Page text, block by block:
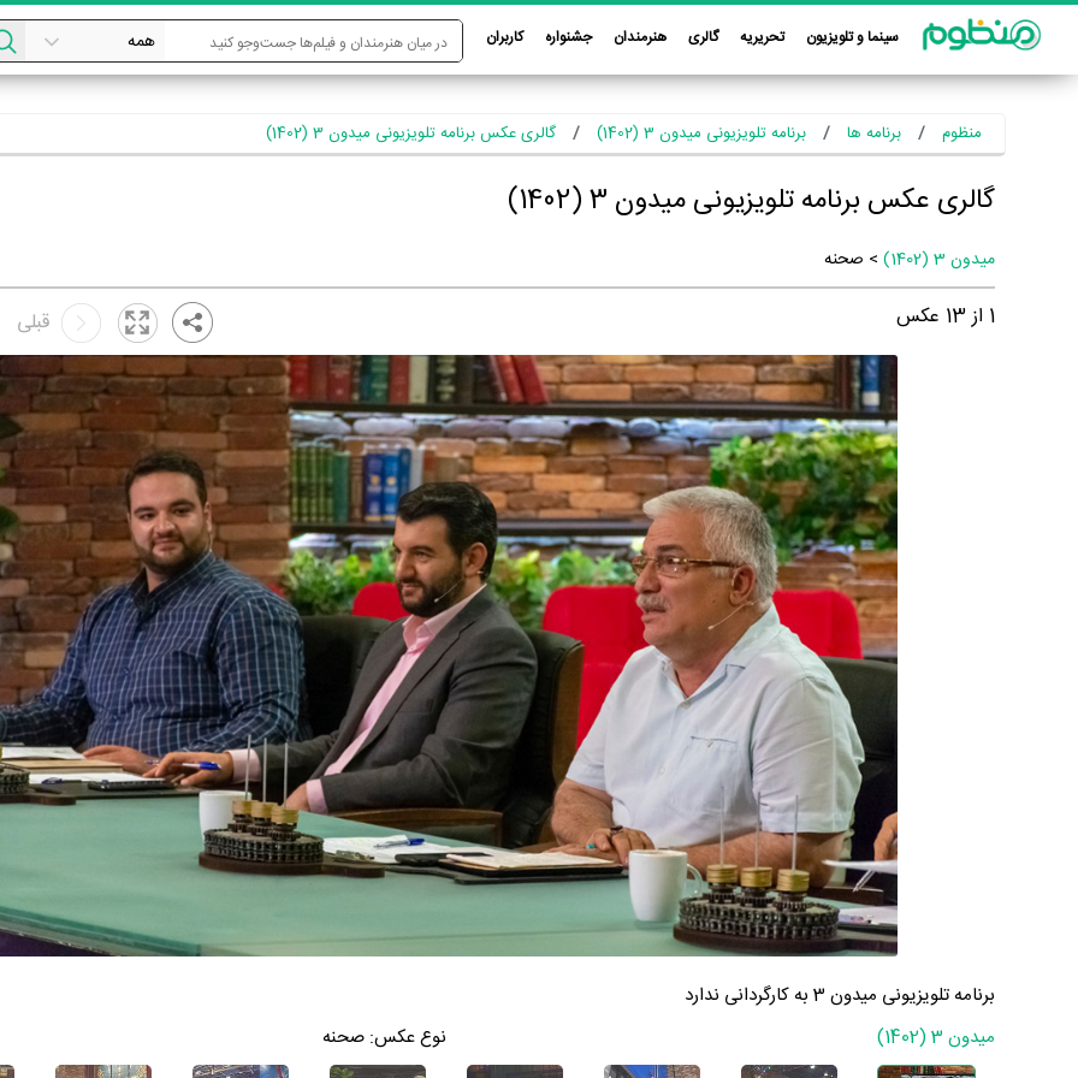
سینما و تلویزیون تحریریه گالری هنرمندان جشنواره کاربران
منظوم برنامه ها برنامه تلویزیونی میدون 3 (1402) گالری عکس برنامه تلویزیونی میدون 3 (1402)
گالری عکس برنامه تلویزیونی میدون 3 (1402)
میدون 3 (1402) > صحنه
1 از13 عکس قبلی
برنامه تلویزیونی میدون 3 به کارگردانی ندارد
میدون 3 (1402)
نوع عکس:صحنه